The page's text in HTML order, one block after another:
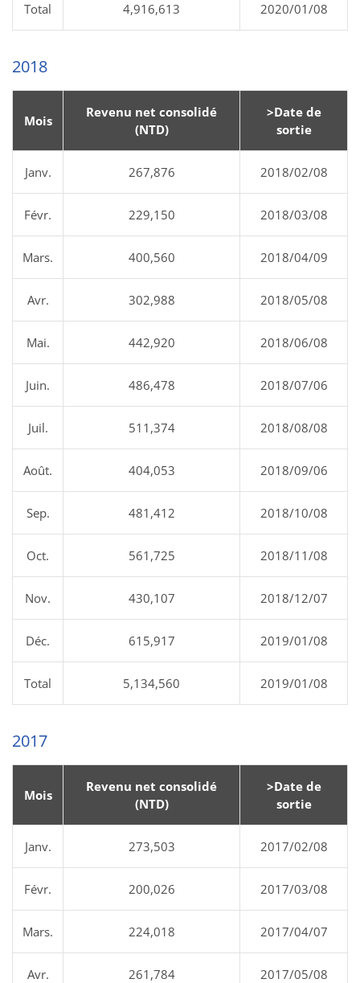
Total 4,916,613 2020/01/08
2018
Mois
Revenu net consolidé
(NTD)
>Date de
sortie
Janv. 267,876 2018/02/08
Févr. 229,150 2018/03/08
Mars. 400,560 2018/04/09
Avr. 302,988 2018/05/08
Mai. 442,920 2018/06/08
Juin. 486,478 2018/07/06
Juil. 511,374 2018/08/08
Août. 404,053 2018/09/06
Sep. 481,412 2018/10/08
Oct. 561,725 2018/11/08
Nov. 430,107 2018/12/07
Déc. 615,917 2019/01/08
Total 5,134,560 2019/01/08
2017
Mois
Revenu net consolidé
(NTD)
>Date de
sortie
Janv. 273,503 2017/02/08
Févr. 200,026 2017/03/08
Mars. 224,018 2017/04/07
Avr. 261,784 2017/05/08